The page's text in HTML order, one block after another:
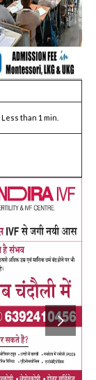
Less than 1 min.